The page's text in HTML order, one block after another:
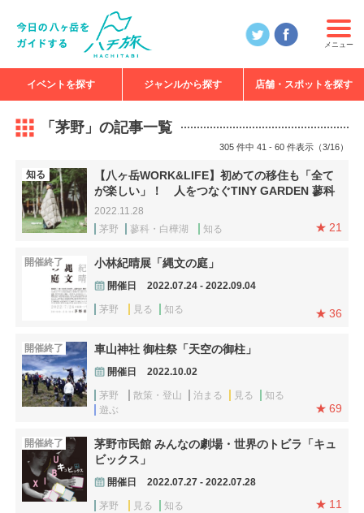
メニュー
イベントを探す ジャンルから探す 店舗・スポットを探す
「茅野」の記事一覧
305 件中 41 - 60 件表示（3/16）
知る
【八ヶ岳WORK&LIFE】初めての移住も「全て
が楽しい」！ 人をつなぐTINY GARDEN 蓼科
2022.11.28
茅野
蓼科・白樺湖 知る 21
開催終了 小林紀晴展「縄文の庭」
開催日 2022.07.24 - 2022.09.04
茅野 見る 知る 36
開催終了 車山神社 御柱祭「天空の御柱」
開催日 2022.10.02
茅野 散策・登山 泊まる 見る
知る
遊ぶ
69
開催終了
茅野市民館 みんなの劇場・世界のトビラ「キュ
ビックス」
開催日 2022.07.27 - 2022.07.28
茅野 見る 知る 11